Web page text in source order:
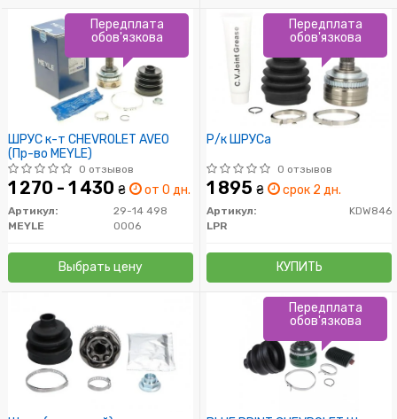
ШРУС к-т CHEVROLET AVEO
(Пр-во MEYLE)
0 отзывов
1 270 - 1 430 ₴ от 0 дн.
Артикул:
29-14 498
0006
MEYLE
Выбрать цену
Передплата
обов'язкова
Р/к ШРУСа
0 отзывов
1 895 ₴ срок 2 дн.
Артикул:
KDW846
LPR
КУПИТЬ
Передплата
обов'язкова
Передплата
обов'язкова